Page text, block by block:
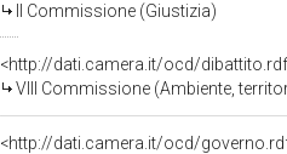
II Commissione (Giustizia)
<http://dati.camera.it/ocd/
VIII Commissione (Ambiente,
<http://dati.camera.it/ocd/